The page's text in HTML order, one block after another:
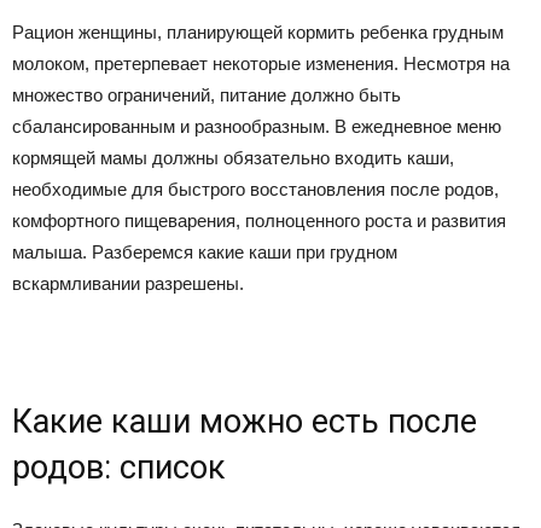
Рацион женщины, планирующей кормить ребенка грудным
молоком, претерпевает некоторые изменения. Несмотря на
множество ограничений, питание должно быть
сбалансированным и разнообразным. В ежедневное меню
кормящей мамы должны обязательно входить каши,
необходимые для быстрого восстановления после родов,
комфортного пищеварения, полноценного роста и развития
малыша. Разберемся какие каши при грудном
вскармливании разрешены.
Какие каши можно есть после
родов: список